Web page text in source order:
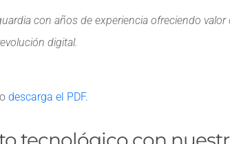
con años de experiencia ofreciendo
digital.
o descarga el PDF.